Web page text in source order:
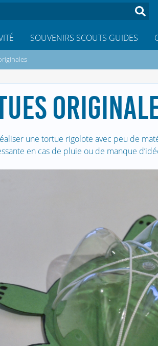
SOUVENIRS SCOUTS GUIDES
une tortue rigolote avec peu de
en cas de pluie ou de manque